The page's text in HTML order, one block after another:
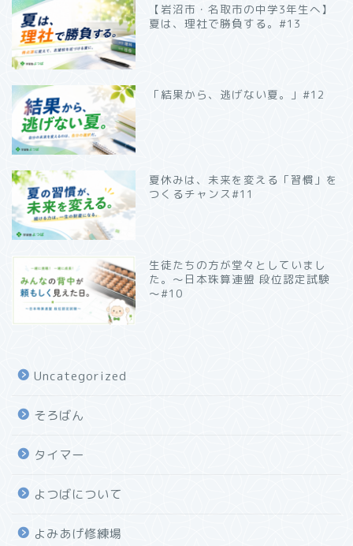
【岩沼市・名取市の中学3年生へ】
夏は、理社で勝負する。#13
「結果から、逃げない夏。」#12
夏休みは、未来を変える「習慣」を
つくるチャンス#11
生徒たちの方が堂々としていまし
た。～日本珠算連盟 段位認定試験
～#10
Uncategorized
そろばん
タイマー
よつばについて
よみあげ修練場